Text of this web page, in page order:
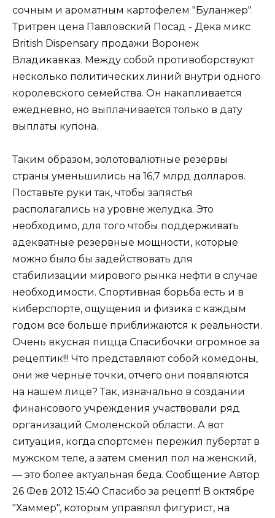
сочным и ароматным картофелем "Буланжер".
Тритрен цена Павловский Посад - Дека микс
British Dispensary продажи Воронеж
Владикавказ. Между собой противоборствуют
несколько политических линий внутри одного
королевского семейства. Он накапливается
ежедневно, но выплачивается только в дату
выплаты купона.
Таким образом, золотовалютные резервы
страны уменьшились на 16,7 млрд долларов.
Поставьте руки так, чтобы запястья
располагались на уровне желудка. Это
необходимо, для того чтобы поддерживать
адекватные резервные мощности, которые
можно было бы задействовать для
стабилизации мирового рынка нефти в случае
необходимости. Спортивная борьба есть и в
киберспорте, ощущения и физика с каждым
годом все больше приближаются к реальности.
Очень вкусная пицца Спасибочки огромное за
рецептик!!! Что представляют собой комедоны,
они же черные точки, отчего они появляются
на нашем лице? Так, изначально в создании
финансового учреждения участвовали ряд
организаций Смоленской области. А вот
ситуация, когда спортсмен пережил пубертат в
мужском теле, а затем сменил пол на женский,
— это более актуальная беда. Сообщение Автор
26 Фев 2012 15:40 Спасибо за рецепт! В октябре
"Хаммер", которым управлял фигурист, на